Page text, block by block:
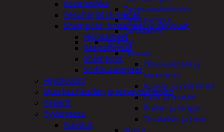
Työmaavalaisimet
Taskulamput
Tarvikkeet
Työkalut
Hitsaus
Hitsauskolvit ja
suuttimet
Kaasut ja polttimet
Lasit ja maskit
Puikot ja langat
Tinakolvit ja tinat
Kosmetiikka
Pesuharjat ja -sienet
Shampoot, hoitaineet ja saippuat
Hoitoaineet
Käsisaippuat
Shampoot
Suihkusaippuat
Hyvinvointi
Muu kauneuden ja terveydenhoito
Paperit
Pyykinpesu
Kuivaus